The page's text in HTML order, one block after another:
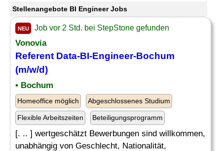
Stellenangebote BI Engineer Jobs
NEU Job vor 2 Std. bei StepStone gefunden
Vonovia
Referent Data-BI-Engineer-Bochum
(m/w/d)
• Bochum
Homeoffice möglich Abgeschlossenes Studium
Flexible Arbeitszeiten Beteiligungsprogramm
[. .. ] wertgeschätzt Bewerbungen sind willkommen,
unabhängig von Geschlecht, Nationalität,